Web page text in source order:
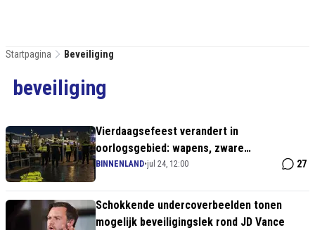
Startpagina Beveiliging
beveiliging
Vierdaagsefeest verandert in
oorlogsgebied: wapens, zware
mishandeling en Bruls die véél te laat
BINNENLAND•jul 24, 12:00 27
Schokkende undercoverbeelden tonen
mogelijk beveiligingslek rond JD Vance